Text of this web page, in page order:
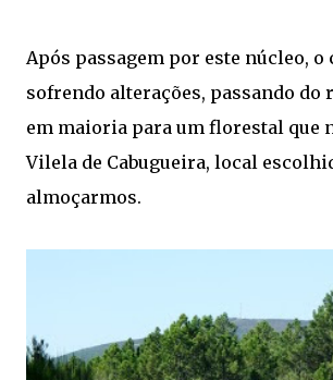
Após passagem por este núcleo,
sofrendo alterações, passando do
em maioria para um florestal que
Vilela de Cabugueira, local
almoçarmos.